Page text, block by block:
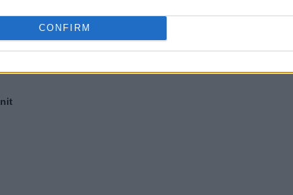
CONFIRM
DE FRANKFURT